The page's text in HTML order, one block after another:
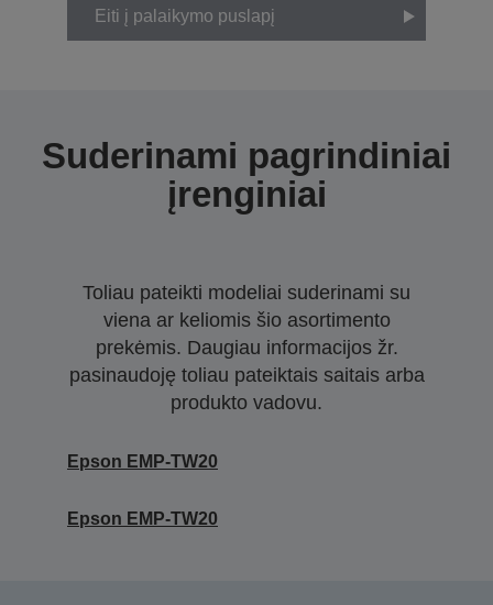
Eiti į palaikymo puslapį
Suderinami pagrindiniai
įrenginiai
Toliau pateikti modeliai suderinami su
viena ar keliomis šio asortimento
prekėmis. Daugiau informacijos žr.
pasinaudoję toliau pateiktais saitais arba
produkto vadovu.
Epson EMP-TW20
Epson EMP-TW20